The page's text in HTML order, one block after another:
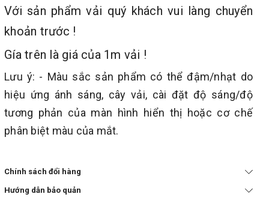
Với sản phẩm vải quý khách vui làng chuyển
khoản trước !
Gía trên là giá của 1m vải !
Lưu ý: - Màu sắc sản phẩm có thể đậm/nhạt do
hiệu ứng ánh sáng, cây vải, cài đặt độ sáng/độ
tương phản của màn hình hiển thị hoặc cơ chế
phân biệt màu của mắt.
Chính sách đổi hàng
Hướng dẫn bảo quản